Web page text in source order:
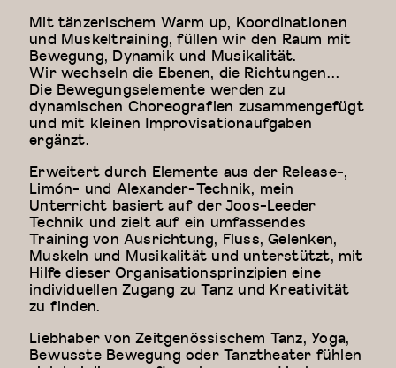
Mit tänzerischem Warm up, Koordinationen
und Muskeltraining, füllen wir den Raum mit
Bewegung, Dynamik und Musikalität.
Wir wechseln die Ebenen, die Richtungen…
Die Bewegungselemente werden zu
dynamischen Choreografien zusammengefügt
und mit kleinen Improvisationaufgaben
ergänzt.
Erweitert durch Elemente aus der Release-,
Limón- und Alexander-Technik, mein
Unterricht basiert auf der Joos-Leeder
Technik und zielt auf ein umfassendes
Training von Ausrichtung, Fluss, Gelenken,
Muskeln und Musikalität und unterstützt, mit
Hilfe dieser Organisationsprinzipien eine
individuellen Zugang zu Tanz und Kreativität
zu finden.
Liebhaber von Zeitgenössischem Tanz, Yoga,
Bewusste Bewegung oder Tanztheater fühlen